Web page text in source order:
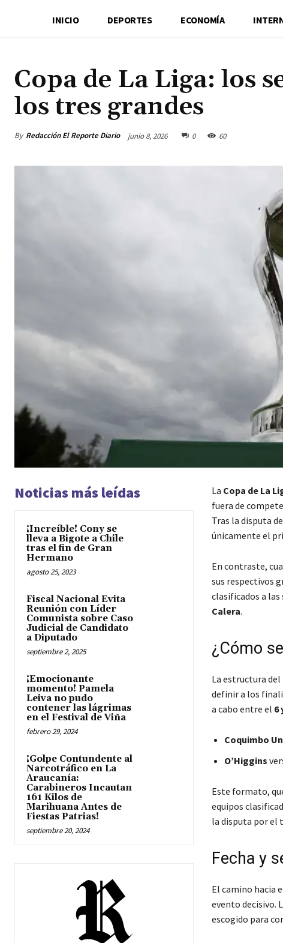
INICIO DEPORTES ECONOMÍA
Copa de La Liga: los
los tres grandes
By Redacción El Reporte Diario junio 8, 2026 0 60
Noticias más leídas
¡Increíble! Cony se
lleva a Bigote a Chile
tras el fin de Gran
Hermano
agosto 25, 2023
Fiscal Nacional Evita
Reunión con Líder
Comunista sobre Caso
Judicial de Candidato
a Diputado
septiembre 2, 2025
¡Emocionante
momento! Pamela
Leiva no pudo
contener las lágrimas
en el Festival de Viña
febrero 29, 2024
¡Golpe Contundente al
Narcotráfico en La
Araucanía:
Carabineros Incautan
161 Kilos de
Marihuana Antes de
Fiestas Patrias!
septiembre 20, 2024
La Copa de La
fuera de
Tras la disputa
únicamente el
En contraste,
sus respectivos
clasificados a
Calera.
¿Cómo
La estructura
definir a los
a cabo entre el 6
Coquimbo
O’Higgins
Este formato,
equipos
la disputa por el
Fecha y
El camino hacia
evento decisivo.
escogido para